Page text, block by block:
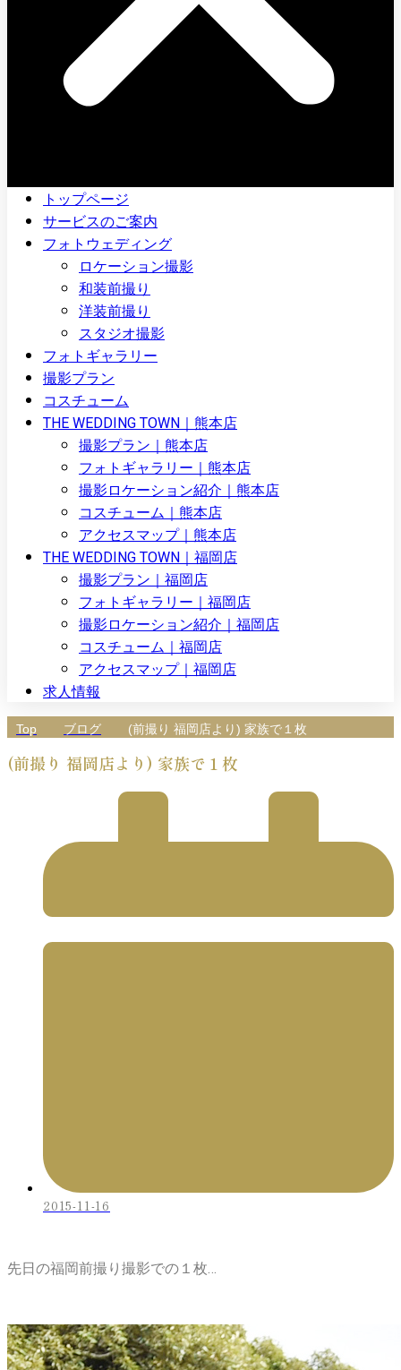
トップページ
サービスのご案内
フォトウェディング
ロケーション撮影
和装前撮り
洋装前撮り
スタジオ撮影
フォトギャラリー
撮影プラン
コスチューム
THE WEDDING TOWN｜熊本店
撮影プラン｜熊本店
フォトギャラリー｜熊本店
撮影ロケーション紹介｜熊本店
コスチューム｜熊本店
アクセスマップ｜熊本店
THE WEDDING TOWN｜福岡店
撮影プラン｜福岡店
フォトギャラリー｜福岡店
撮影ロケーション紹介｜福岡店
コスチューム｜福岡店
アクセスマップ｜福岡店
求人情報
Top ブログ (前撮り 福岡店より) 家族で１枚
(前撮り 福岡店より) 家族で１枚
2015-11-16
先日の福岡前撮り撮影での１枚…